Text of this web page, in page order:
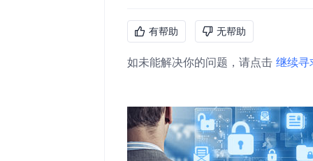
有帮助 无帮助
如未能解决你的问题，请点击 继续寻